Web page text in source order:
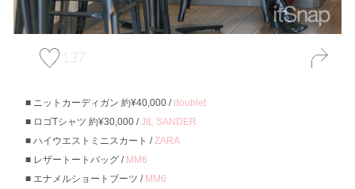
137
ニットカーディガン 約¥40,000 /doublet
ロゴTシャツ 約¥30,000 /JIL SANDER
ハイウエストミニスカート /ZARA
レザートートバッグ / MM6
エナメルショートブーツ / MM6